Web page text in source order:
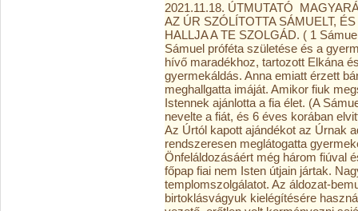
2021.11.18. ÚTMUTATÓ
AZ ÚR SZÓLÍTOTTA SÁMUELT,
HALLJA A TE SZOLGÁD. ( 1
Sámuel próféta születése és
hívő maradékhoz, tartozott Elkána
gyermekáldás. Anna emiatt érzett
meghallgatta imáját. Amikor fiuk
Istennek ajánlotta a fia élet. (A
nevelte a fiát, és 6 éves korában
Az Úrtól kapott ajándékot az Úrnak
rendszeresen meglátogatta
Önfeláldozásáért még három fiúval
főpap fiai nem Isten útjain jártak.
templomszolgálatot. Az áldozat-
birtoklásvágyuk kielégítésére